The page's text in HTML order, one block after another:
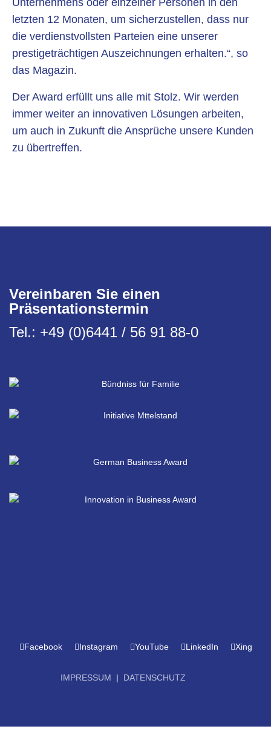
Unternehmens oder einzelner Personen in den
letzten 12 Monaten, um sicherzustellen, dass nur
die verdienstvollsten Parteien eine unserer
prestigeträchtigen Auszeichnungen erhalten.“, so
das Magazin.
Der Award erfüllt uns alle mit Stolz. Wir werden
immer weiter an innovativen Lösungen arbeiten,
um auch in Zukunft die Ansprüche unsere Kunden
zu übertreffen.
Vereinbaren Sie einen
Präsentationstermin
Tel.: +49 (0)6441 / 56 91 88-0
Facebook Instagram YouTube LinkedIn Xing
IMPRESSUM | DATENSCHUTZ